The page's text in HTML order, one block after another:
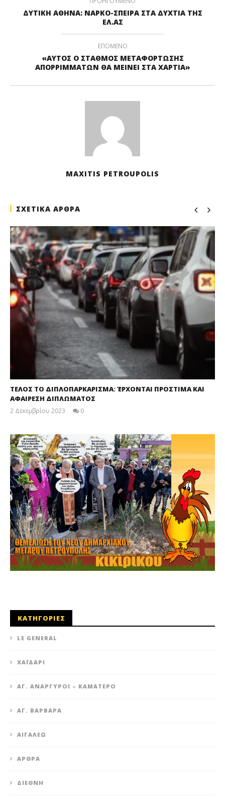
ΔΥΤΙΚΗ ΑΘΗΝΑ: ΝΑΡΚΟ-ΣΠΕΙΡΑ ΣΤΑ ΔΥΧΤΙΑ ΤΗΣ
ΕΛ.ΑΣ
ΕΠΟΜΕΝΟ
«ΑΥΤΟΣ Ο ΣΤΑΘΜΟΣ ΜΕΤΑΦΟΡΤΩΣΗΣ
ΑΠΟΡΡΙΜΜΑΤΩΝ ΘΑ ΜΕΙΝΕΙ ΣΤΑ ΧΑΡΤΙΑ»
MAXITIS PETROUPOLIS
ΣΧΕΤΙΚΑ ΑΡΘΡΑ
ΤΕΛΟΣ ΤΟ ΔΙΠΛΟΠΑΡΚΑΡΙΣΜΑ: ΈΡΧΟΝΤΑΙ ΠΡΟΣΤΙΜΑ ΚΑΙ
ΑΦΑΙΡΕΣΗ ΔΙΠΛΩΜΑΤΟΣ
2 Δεκεμβρίου 2023
0
ΚΑΤΗΓΟΡΙΕΣ
LE GENERAL
XΑΪΔΆΡΙ
ΆΓ. ΑΝΆΡΓΥΡΟΙ – KΑΜΑΤΕΡΌ
ΑΓ. ΒΑΡΒΆΡΑ
ΑΙΓΆΛΕΩ
ΆΡΘΡΑ
ΔΙΕΘΝΉ